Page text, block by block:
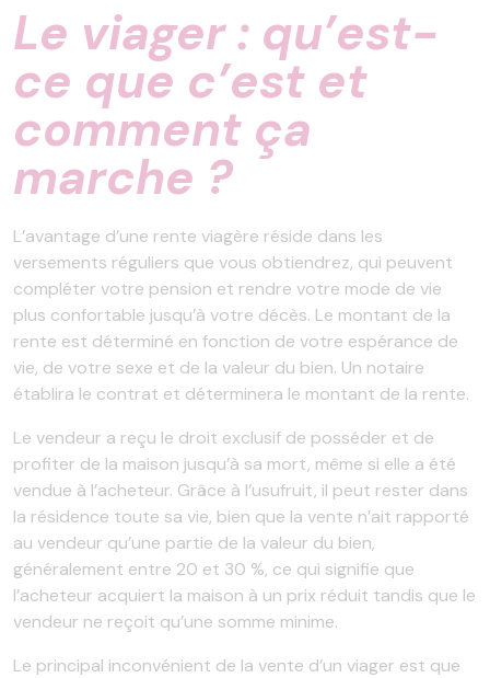
Le viager : qu’est-
ce que c’est et
comment ça
marche ?
L’avantage d’une rente viagère réside dans les
versements réguliers que vous obtiendrez, qui peuvent
compléter votre pension et rendre votre mode de vie
plus confortable jusqu’à votre décès. Le montant de la
rente est déterminé en fonction de votre espérance de
vie, de votre sexe et de la valeur du bien. Un notaire
établira le contrat et déterminera le montant de la rente.
Le vendeur a reçu le droit exclusif de posséder et de
profiter de la maison jusqu’à sa mort, même si elle a été
vendue à l’acheteur. Grâce à l’usufruit, il peut rester dans
la résidence toute sa vie, bien que la vente n’ait rapporté
au vendeur qu’une partie de la valeur du bien,
généralement entre 20 et 30 %, ce qui signifie que
l’acheteur acquiert la maison à un prix réduit tandis que le
vendeur ne reçoit qu’une somme minime.
Le principal inconvénient de la vente d’un viager est que